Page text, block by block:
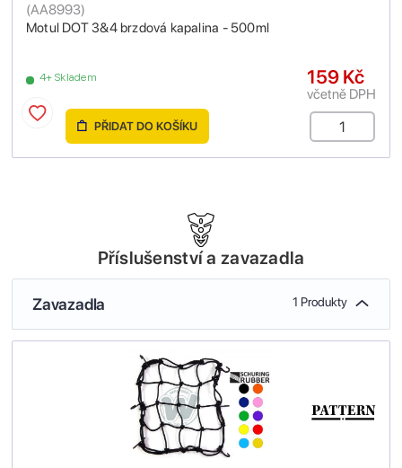
Motul DOT 3&4 brzdová kapalina - 500ml
(AA8993)
4+ Skladem 159 Kč
včetně DPH
PŘIDAT DO KOŠÍKU
Příslušenství a zavazadla
Zavazadla 1 Produkty